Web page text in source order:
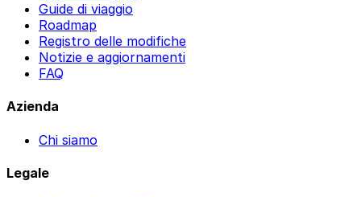
Guide di viaggio
Roadmap
Registro delle modifiche
Notizie e aggiornamenti
FAQ
Azienda
Chi siamo
Legale